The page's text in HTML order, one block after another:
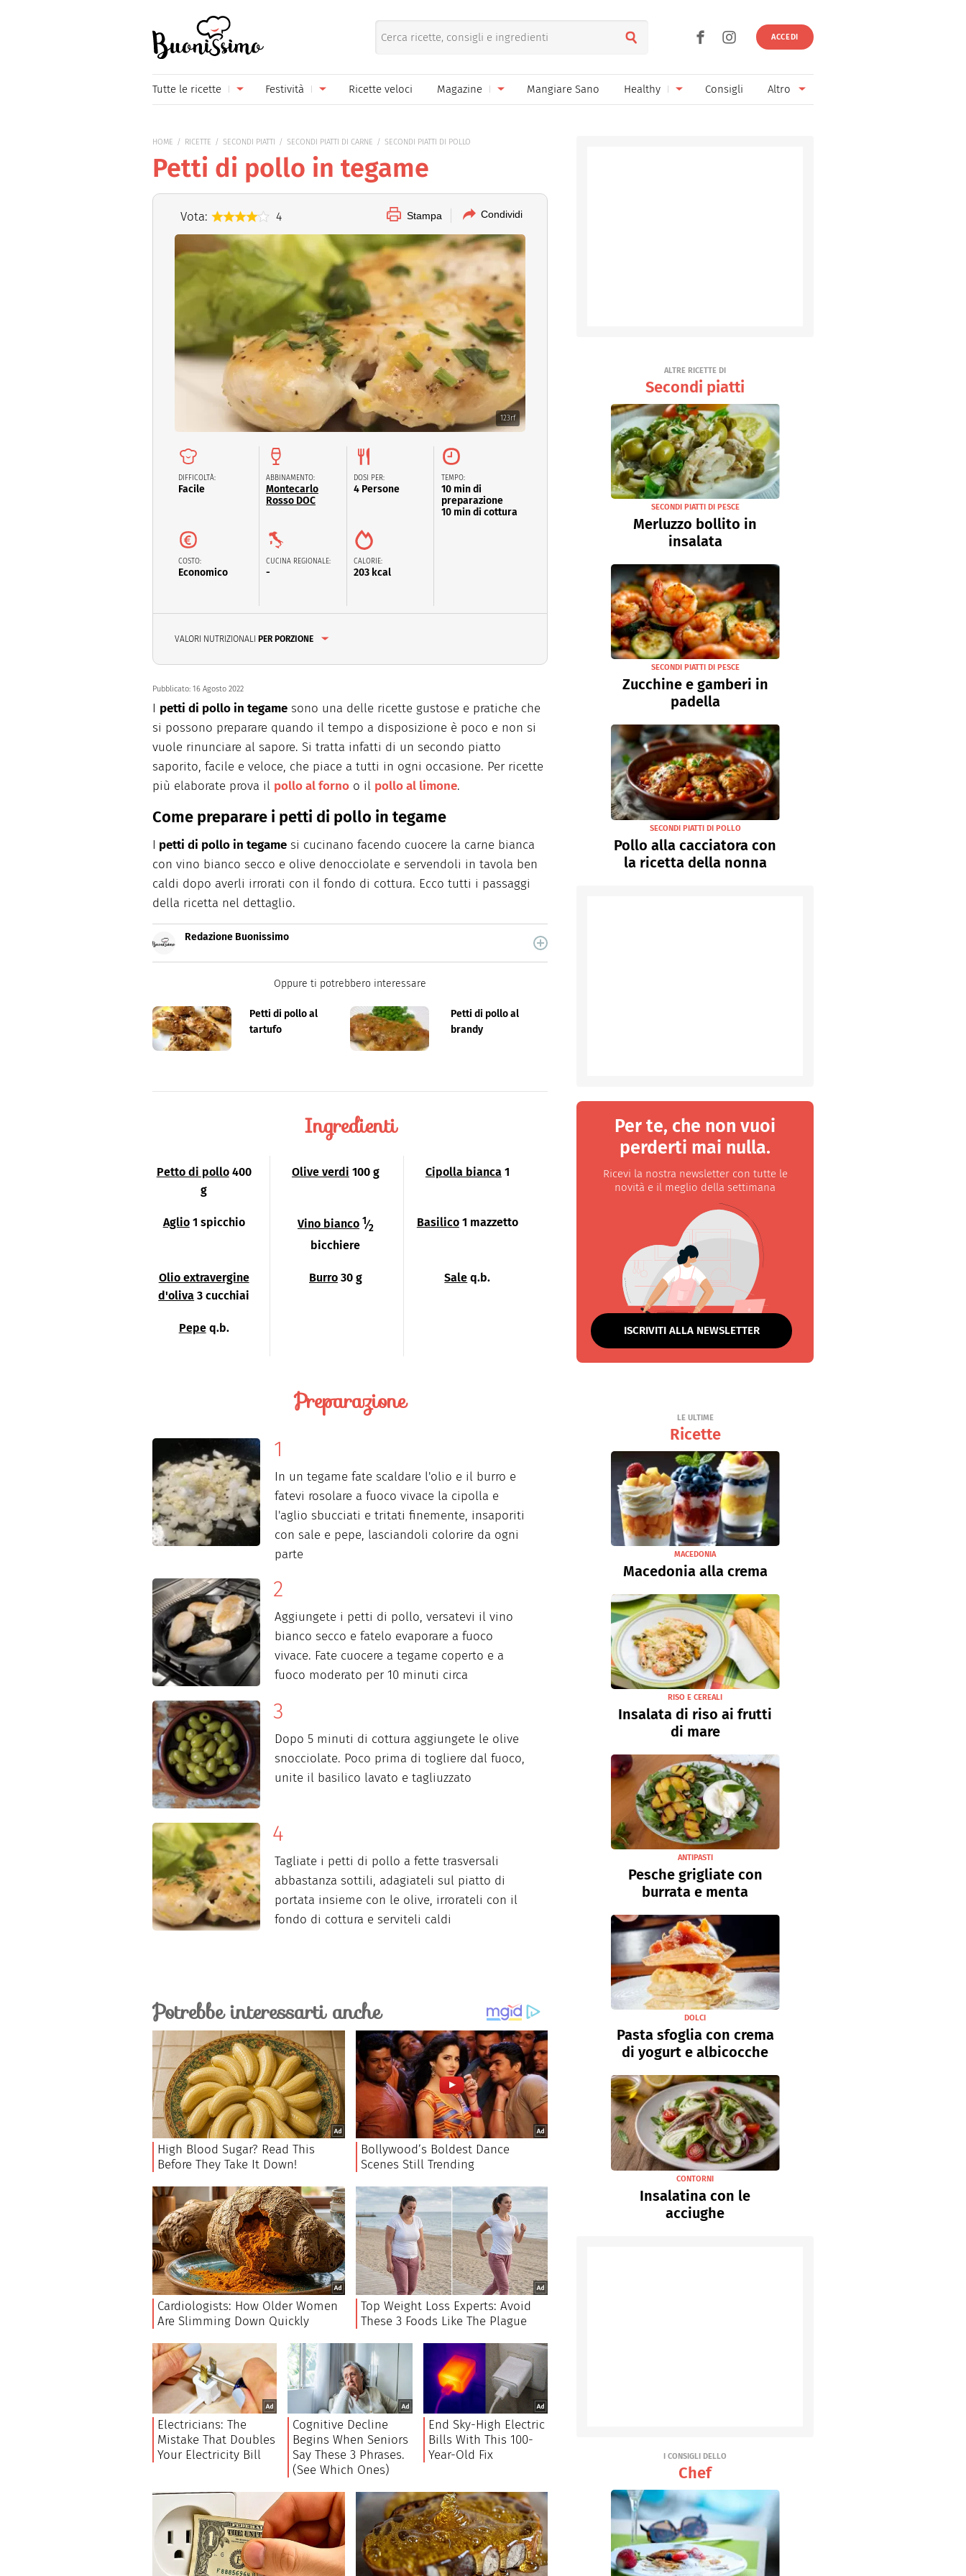
ACCEDI
Tutte le ricette
Primi piatti
Salse e sughi
Piatti unici Marmellate e confetture
Contorni Conserve
Ricette di base
Frutta Bevande
Dolci
Festività
Carnevale
Festa della Donna
Festa del Papà
Halloween
Natale
Pasqua
San Valentino
Ricette veloci Magazine Mangiare Sano Healthy Consigli Altro
HOME RICETTE SECONDI PIATTI SECONDI PIATTI DI CARNE SECONDI PIATTI DI POLLO
Petti di pollo in tegame
Vota: 4 Stampa Condividi
123rf
DIFFICOLTÀ:
Facile
ABBINAMENTO:
Montecarlo
Rosso DOC
COSTO:
Economico
CUCINA REGIONALE:
-
DOSI PER:
4 Persone
CALORIE:
203 kcal
TEMPO:
10 min di
preparazione
10 min di cottura
VALORI NUTRIZIONALI PER PORZIONE
Pubblicato: 16 Agosto 2022
I petti di pollo in tegame sono una delle ricette gustose e pratiche che
si possono preparare quando il tempo a disposizione è poco e non si
vuole rinunciare al sapore. Si tratta infatti di un secondo piatto
saporito, facile e veloce, che piace a tutti in ogni occasione. Per ricette
più elaborate prova il pollo al forno o il pollo al limone.
Come preparare i petti di pollo in tegame
I petti di pollo in tegame si cucinano facendo cuocere la carne bianca
con vino bianco secco e olive denocciolate e servendoli in tavola ben
caldi dopo averli irrorati con il fondo di cottura. Ecco tutti i passaggi
della ricetta nel dettaglio.
Redazione Buonissimo
Buonissimo è il magazine di cucina di Italiaonline nel quale trovi idee veloci,
facili e spiegate passo passo.
Oppure ti potrebbero interessare
Petti di pollo al
tartufo
Petti di pollo al
brandy
Ingredienti
Petto di pollo 400
g
Olive verdi 100 g Cipolla bianca 1
Aglio 1 spicchio Vino bianco 1⁄2
bicchiere
Basilico 1 mazzetto
Olio extravergine
d'oliva 3 cucchiai
Burro 30 g Sale q.b.
Pepe q.b.
Preparazione
In un tegame fate scaldare l'olio e il burro e
fatevi rosolare a fuoco vivace la cipolla e
l'aglio sbucciati e tritati finemente, insaporiti
con sale e pepe, lasciandoli colorire da ogni
parte
Aggiungete i petti di pollo, versatevi il vino
bianco secco e fatelo evaporare a fuoco
vivace. Fate cuocere a tegame coperto e a
fuoco moderato per 10 minuti circa
Dopo 5 minuti di cottura aggiungete le olive
snocciolate. Poco prima di togliere dal fuoco,
unite il basilico lavato e tagliuzzato
Tagliate i petti di pollo a fette trasversali
abbastanza sottili, adagiateli sul piatto di
portata insieme con le olive, irrorateli con il
fondo di cottura e serviteli caldi
ALTRE RICETTE DI
Secondi piatti
SECONDI PIATTI DI PESCE
Merluzzo bollito in
insalata
SECONDI PIATTI DI PESCE
Zucchine e gamberi in
padella
SECONDI PIATTI DI POLLO
Pollo alla cacciatora con
la ricetta della nonna
Per te, che non vuoi
perderti mai nulla.
Ricevi la nostra newsletter con tutte le
novità e il meglio della settimana
ISCRIVITI ALLA NEWSLETTER
LE ULTIME
Ricette
MACEDONIA
Macedonia alla crema
RISO E CEREALI
Insalata di riso ai frutti
di mare
ANTIPASTI
Pesche grigliate con
burrata e menta
DOLCI
Pasta sfoglia con crema
di yogurt e albicocche
CONTORNI
Insalatina con le
acciughe
I CONSIGLI DELLO
Chef